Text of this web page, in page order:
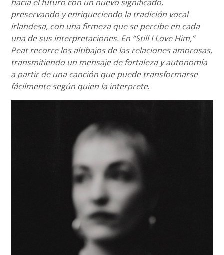
hacia el futuro con un nuevo significado,
preservando y enriqueciendo la tradición vocal
irlandesa, con una firmeza que se percibe en cada
una de sus interpretaciones. En “Still I Love Him,”
Peat recorre los altibajos de las relaciones amorosas,
transmitiendo un mensaje de fortaleza y autonomía
a partir de una canción que puede transformarse
fácilmente según quien la interprete.